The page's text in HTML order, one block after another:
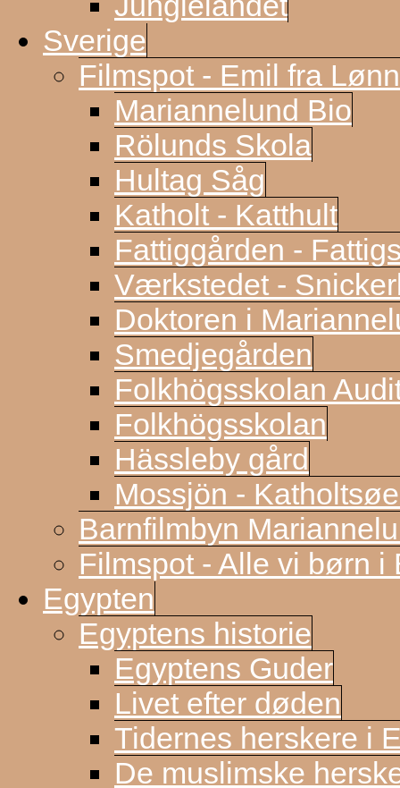
Sverige
Filmspot - Emil fra
Mariannelund Bio
Rölunds Skola
Hultag Såg
Katholt - Katthult
Fattiggården -
Værkstedet -
Doktoren i
Smedjegården
Folkhögsskolan
Folkhögsskolan
Hässleby gård
Mossjön -
Barnfilmbyn
Filmspot - Alle vi børn i
Egypten
Egyptens historie
Egyptens Guder
Livet efter døden
Tidernes herskere i
De muslimske